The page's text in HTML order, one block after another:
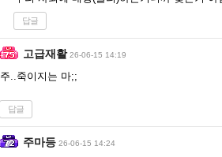
답글
고급재활 26-06-15 14:19
주..죽이지는 마;;
답글
주마등 26-06-15 14:24